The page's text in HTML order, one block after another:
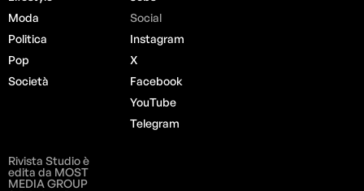
Moda
Politica
Pop
Società
Social
Instagram
X
Facebook
YouTube
Telegram
Rivista Studio è
edita da MOST
MEDIA GROUP